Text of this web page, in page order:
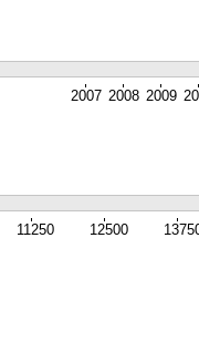
2007 2008 2009
11250 12500